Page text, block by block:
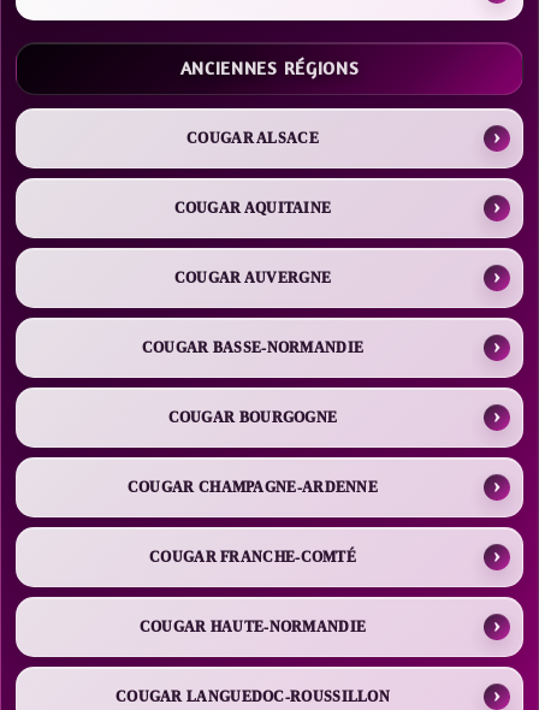
ANCIENNES RÉGIONS
COUGAR ALSACE
COUGAR AQUITAINE
COUGAR AUVERGNE
COUGAR BASSE-NORMANDIE
COUGAR BOURGOGNE
COUGAR CHAMPAGNE-ARDENNE
COUGAR FRANCHE-COMTÉ
COUGAR HAUTE-NORMANDIE
COUGAR LANGUEDOC-ROUSSILLON